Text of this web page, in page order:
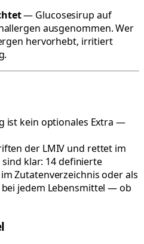
— Glucosesirup auf
ausgenommen. Wer
hervorhebt, irritiert
ist kein optionales Extra —
der LMIV und rettet im
sind klar: 14 definierte
Zutatenverzeichnis oder als
jedem Lebensmittel — ob